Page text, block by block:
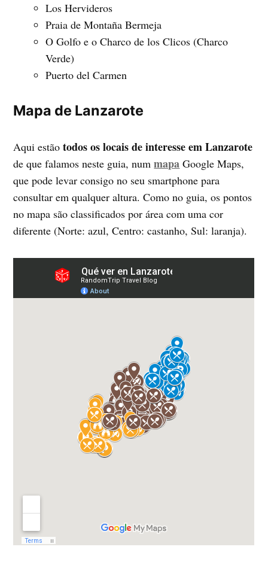
Los Hervideros
Praia de Montaña Bermeja
O Golfo e o Charco de los Clicos (Charco
Verde)
Puerto del Carmen
Mapa de Lanzarote
Aqui estãotodos os locais de interesse em Lanzarote
de que falamos neste guia, nummapa Google Maps,
que pode levar consigo no seu smartphone para
consultar em qualquer altura. Como no guia, os pontos
no mapa são classificados por área com uma cor
diferente (Norte: azul, Centro: castanho, Sul: laranja).